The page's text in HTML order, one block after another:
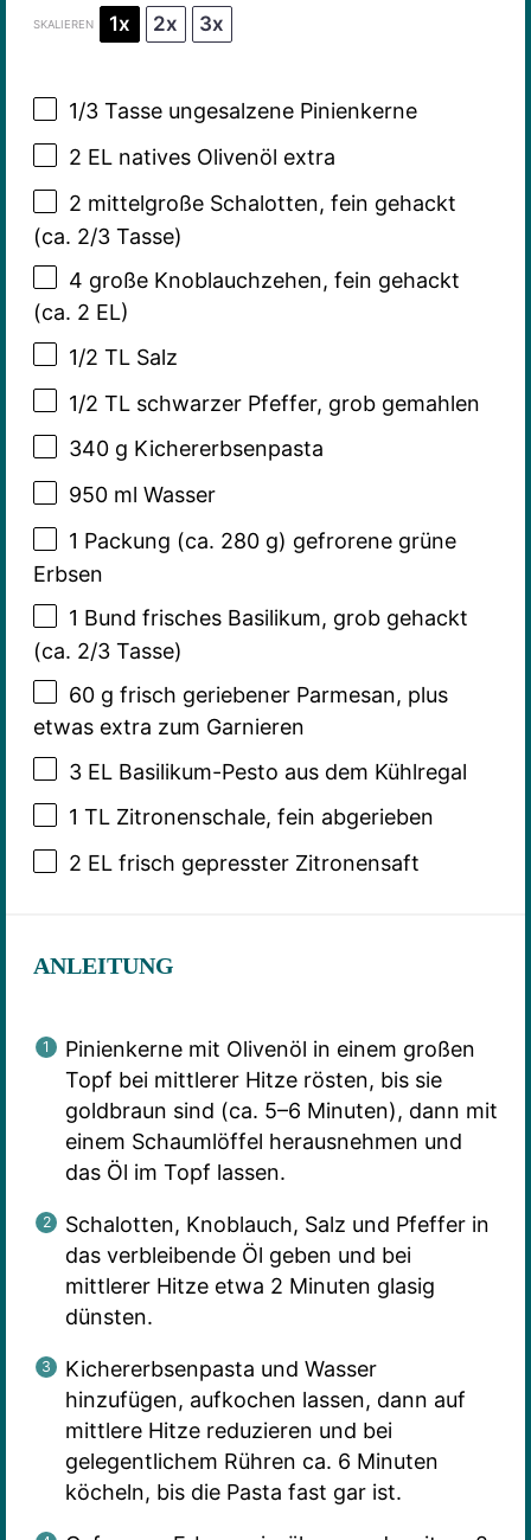
SKALIEREN 1x 2x 3x
1/3Tasse ungesalzene Pinienkerne
2 EL natives Olivenöl extra
2 mittelgroße Schalotten, fein gehackt
(ca. 2/3Tasse)
4 große Knoblauchzehen, fein gehackt
(ca. 2 EL)
1/2 TL Salz
1/2 TL schwarzer Pfeffer, grob gemahlen
340 g Kichererbsenpasta
950ml Wasser
1 Packung (ca. 280 g) gefrorene grüne
Erbsen
1 Bund frisches Basilikum, grob gehackt
(ca. 2/3Tasse)
60 g frisch geriebener Parmesan, plus
etwas extra zum Garnieren
3EL Basilikum-Pesto aus dem Kühlregal
1 TL Zitronenschale, fein abgerieben
2 EL frisch gepresster Zitronensaft
ANLEITUNG
Pinienkerne mit Olivenöl in einem großen
Topf bei mittlerer Hitze rösten, bis sie
goldbraun sind (ca. 5–6 Minuten), dann mit
einem Schaumlöffel herausnehmen und
das Öl im Topf lassen.
Schalotten, Knoblauch, Salz und Pfeffer in
das verbleibende Öl geben und bei
mittlerer Hitze etwa 2 Minuten glasig
dünsten.
Kichererbsenpasta und Wasser
hinzufügen, aufkochen lassen, dann auf
mittlere Hitze reduzieren und bei
gelegentlichem Rühren ca. 6 Minuten
köcheln, bis die Pasta fast gar ist.